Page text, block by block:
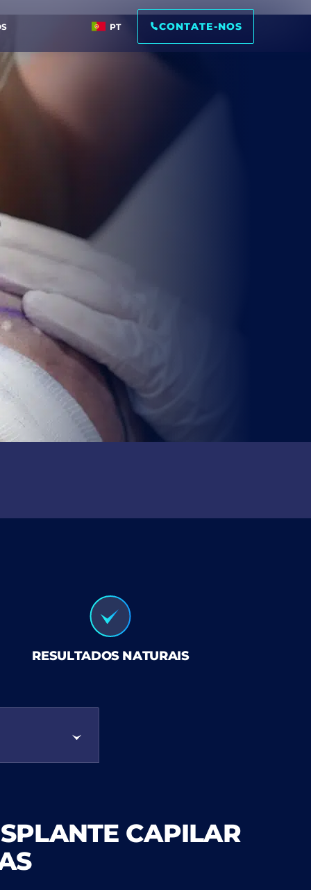
PT CONTATE-NOS
RESULTADOS NATURAIS
CAPILAR